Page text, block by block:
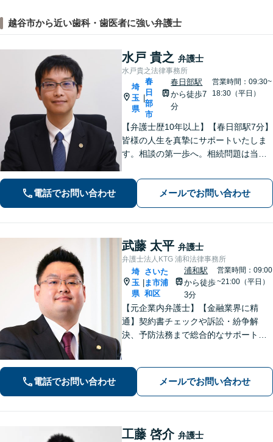
越谷市から近い歯科・歯医者に強い弁護士
水戸 貴之 弁護士
水戸貴之法律事務所
埼
玉
県
|
春
日
部
市
春日部駅
から徒歩7
分
営業時間：09:30~
18:30（平日）
【弁護士歴10年以上】【春日部駅7分】
皆様の人生を真摯にサポートいたしま
す。相談の第一歩へ。相続問題は当事
う。交通事故は弁護士登録以来、多数
の取り扱い経験があります。【当日・
土日祝日・夜間・応相談対応可能】
電話でお問い合わせ メールでお問い合わせ
武藤 太平 弁護士
弁護士法人KTG 浦和法律事務所
埼
玉
県
さいた
ま市浦
和区
浦和駅
から徒歩
3分
営業時間：09:00
~21:00（平日）
【元企業内弁護士】【金融業界に精
通】契約書チェックや訴訟・紛争解
決、予防法務まで総合的なサポートが
電話でお問い合わせ メールでお問い合わせ
工藤 啓介 弁護士